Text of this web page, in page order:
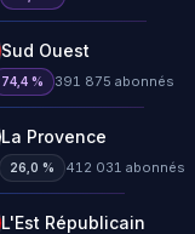
Sud Ouest
74,4 % 391 875 abonnés
La Provence
26,0 % 412 031 abonnés
L'Est Républicain